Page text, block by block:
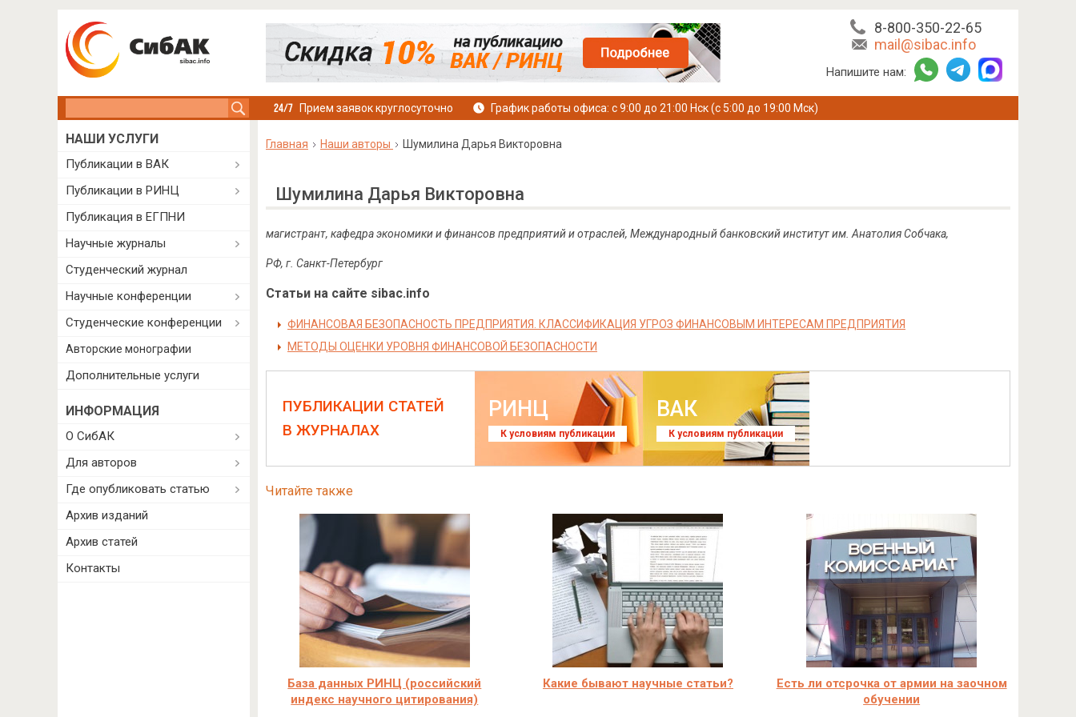
8-800-350-22-65
mail@sibac.info
Напишите нам:
Прием заявок круглосуточно График работы офиса: с 9:00 до 21:00 Нск (с 5:00 до 19:00 Мск)
Главная Наши авторы Шумилина Дарья Викторовна
Шумилина Дарья Викторовна
магистрант, кафедра экономики и финансов предприятий и отраслей, Международный банковский институт им. Анатолия Собчака,
РФ, г. Санкт-Петербург
Статьи на сайте sibac.info
ФИНАНСОВАЯ БЕЗОПАСНОСТЬ ПРЕДПРИЯТИЯ. КЛАССИФИКАЦИЯ УГРОЗ ФИНАНСОВЫМ ИНТЕРЕСАМ ПРЕДПРИЯТИЯ
МЕТОДЫ ОЦЕНКИ УРОВНЯ ФИНАНСОВОЙ БЕЗОПАСНОСТИ
ПУБЛИКАЦИИ СТАТЕЙ
В ЖУРНАЛАХ
РИНЦ
К условиям публикации
ВАК
К условиям публикации
Читайте также
База данных РИНЦ (российский
индекс научного цитирования)
Какие бывают научные статьи?
Есть ли отсрочка от армии на заочном
обучении
НАШИ УСЛУГИ
Публикации в ВАК
Публикации в РИНЦ
Публикация в ЕГПНИ
Научные журналы
Студенческий журнал
Научные конференции
Студенческие конференции
Авторские монографии
Дополнительные услуги
ИНФОРМАЦИЯ
О СибАК
Для авторов
Где опубликовать статью
Архив изданий
Архив статей
Контакты